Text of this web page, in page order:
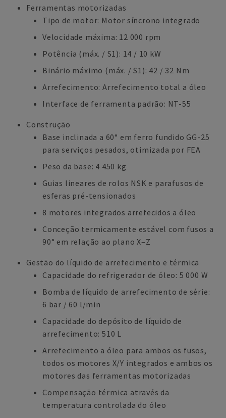
Ferramentas motorizadas
Tipo de motor: Motor síncrono integrado
Velocidade máxima: 12 000 rpm
Potência (máx. / S1): 14 / 10 kW
Binário máximo (máx. / S1): 42 / 32 Nm
Arrefecimento: Arrefecimento total a óleo
Interface de ferramenta padrão: NT-55
Construção
Base inclinada a 60° em ferro fundido GG-25
para serviços pesados, otimizada por FEA
Peso da base: 4 450 kg
Guias lineares de rolos NSK e parafusos de
esferas pré-tensionados
8 motores integrados arrefecidos a óleo
Conceção termicamente estável com fusos a
90° em relação ao plano X–Z
Gestão do líquido de arrefecimento e térmica
Capacidade do refrigerador de óleo: 5 000 W
Bomba de líquido de arrefecimento de série:
6 bar / 60 l/min
Capacidade do depósito de líquido de
arrefecimento: 510 L
Arrefecimento a óleo para ambos os fusos,
todos os motores X/Y integrados e ambos os
motores das ferramentas motorizadas
Compensação térmica através da
temperatura controlada do óleo